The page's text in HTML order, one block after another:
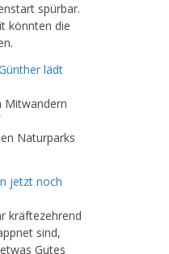
spürbar.
könnten die
lädt
Mitwandern
Naturparks
jetzt noch
kräftezehrend
sind,
Gutes